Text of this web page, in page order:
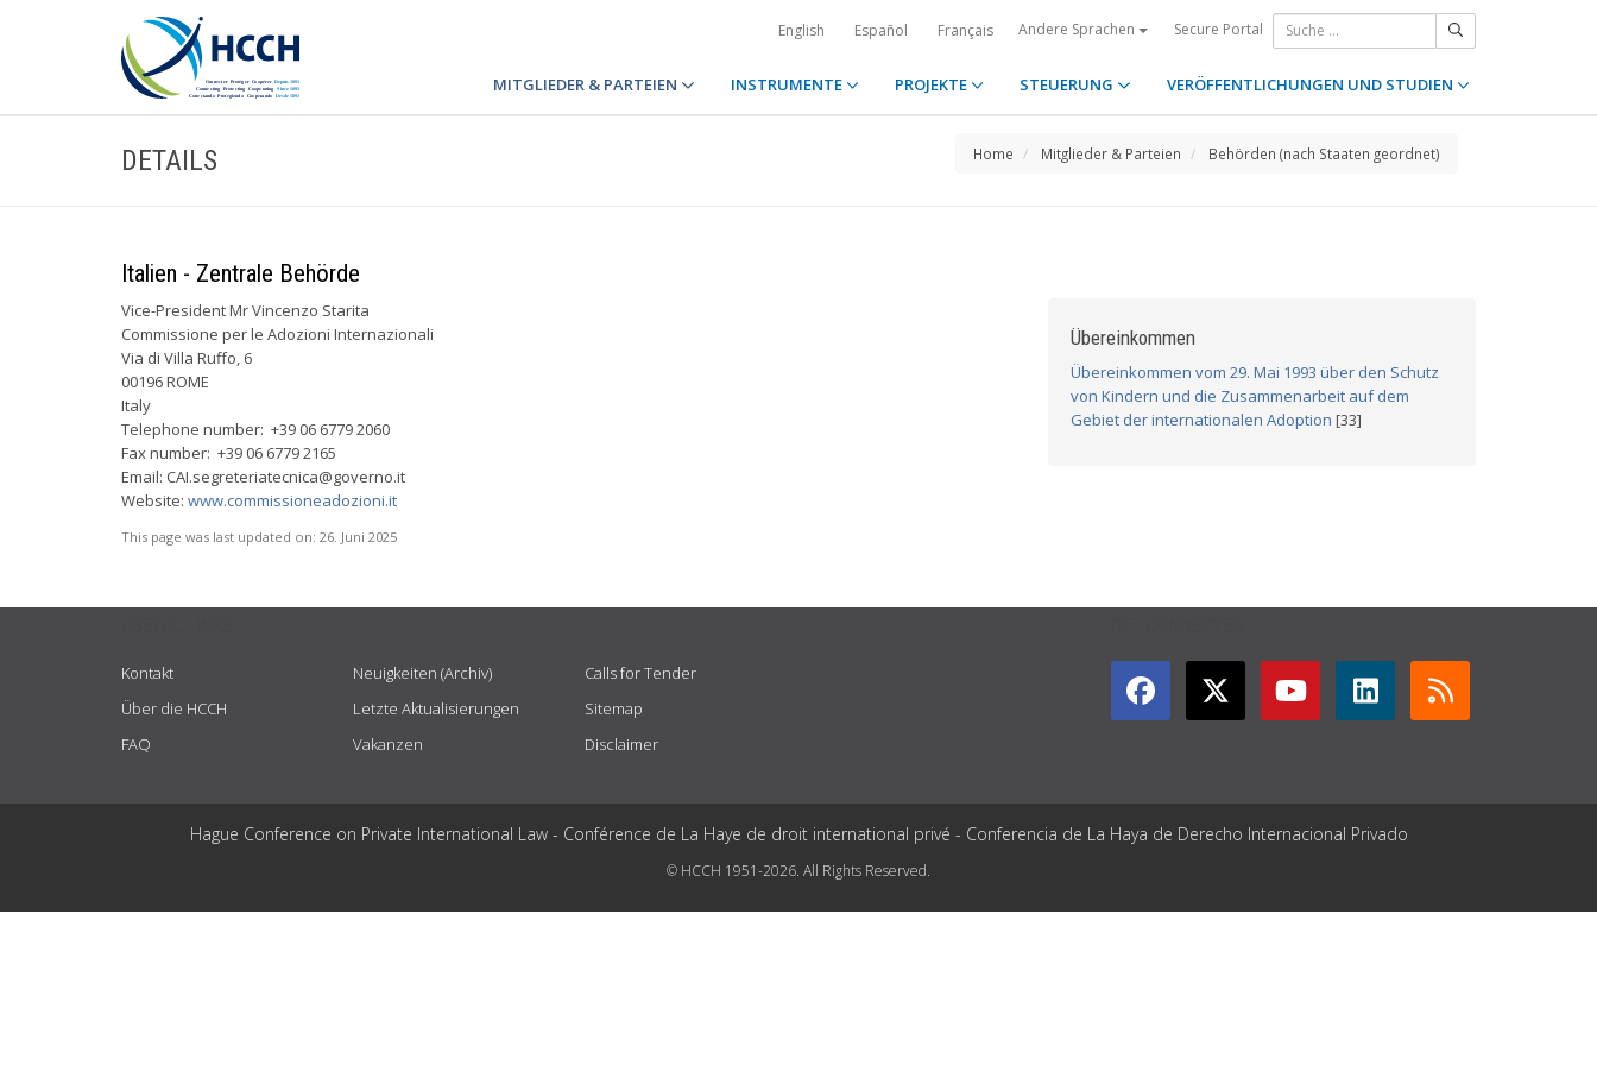
English Español Français Andere Sprachen Secure Portal
MITGLIEDER & PARTEIEN INSTRUMENTE PROJEKTE STEUERUNG VERÖFFENTLICHUNGEN UND STUDIEN
DETAILS Home Mitglieder & Parteien Behörden (nach Staaten geordnet)
Italien - Zentrale Behörde
Vice-President Mr Vincenzo Starita
Commissione per le Adozioni Internazionali
Via di Villa Ruffo, 6
00196 ROME
Italy
Telephone number: +39 06 6779 2060
Fax number: +39 06 6779 2165
Email: CAI.segreteriatecnica@governo.it
Website: www.commissioneadozioni.it
This page was last updated on: 26. Juni 2025
Übereinkommen
Übereinkommen vom 29. Mai 1993 über den Schutz
von Kindern und die Zusammenarbeit auf dem
Gebiet der internationalen Adoption [33]
Kontakt
Über die HCCH
FAQ
Neuigkeiten (Archiv)
Letzte Aktualisierungen
Vakanzen
Calls for Tender
Sitemap
Disclaimer
Hague Conference on Private International Law - Conférence de La Haye de droit international privé - Conferencia de La Haya de Derecho Internacional Privado
© HCCH 1951-2026. All Rights Reserved.